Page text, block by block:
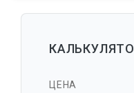
ЦЕНА